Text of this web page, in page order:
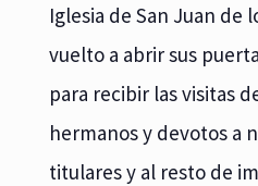
Iglesia de San Juan de
vuelto a abrir sus
para recibir las visitas
hermanos y devotos a
titulares y al resto de